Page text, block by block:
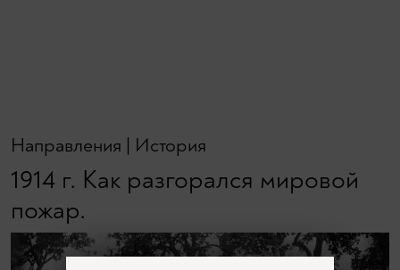
Направления История
1914 г. Как разгорался мировой
пожар.